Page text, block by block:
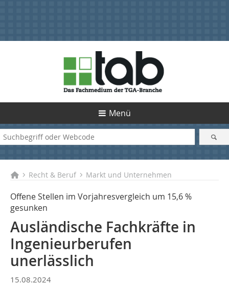
Menü
Recht & Beruf Markt und Unternehmen
Offene Stellen im Vorjahresvergleich um 15,6 %
gesunken
Ausländische Fachkräfte in
Ingenieurberufen
unerlässlich
15.08.2024